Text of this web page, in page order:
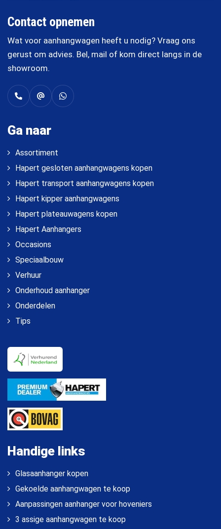
Contact opnemen
Wat voor aanhangwagen heeft u nodig? Vraag ons
gerust om advies. Bel, mail of kom direct langs in de
showroom.
Ga naar
Assortiment
Hapert gesloten aanhangwagens kopen
Hapert transport aanhangwagens kopen
Hapert kipper aanhangwagens
Hapert plateauwagens kopen
Hapert Aanhangers
Occasions
Speciaalbouw
Verhuur
Onderhoud aanhanger
Onderdelen
Tips
Handige links
Glasaanhanger kopen
Gekoelde aanhangwagen te koop
Aanpassingen aanhanger voor hoveniers
3 assige aanhangwagen te koop